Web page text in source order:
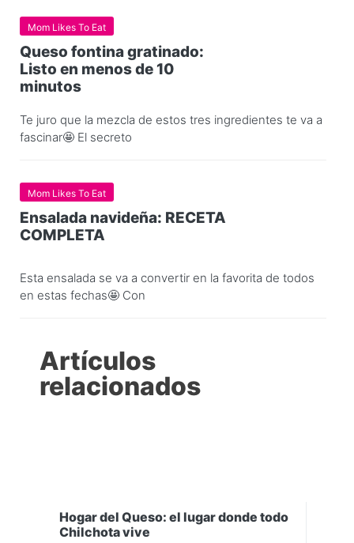
Mom Likes To Eat
Queso fontina gratinado:
Listo en menos de 10
minutos
Te juro que la mezcla de estos tres ingredientes te va a
fascinar🤩 El secreto
Mom Likes To Eat
Ensalada navideña: RECETA
COMPLETA
Esta ensalada se va a convertir en la favorita de todos
en estas fechas🤩 Con
Artículos
relacionados
Hogar del Queso: el lugar donde todo
Chilchota vive